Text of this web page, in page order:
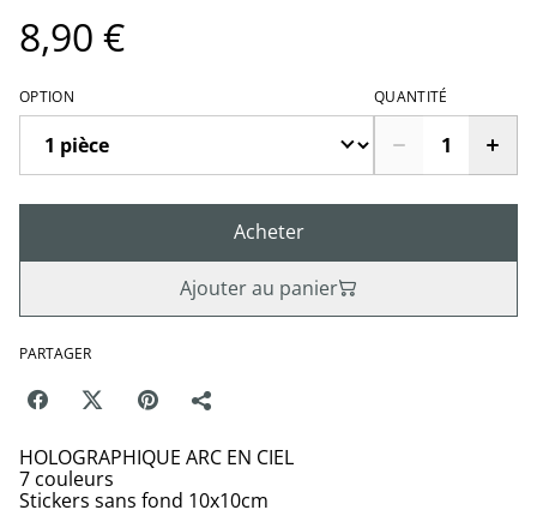
8,90 €
OPTION QUANTITÉ
Acheter
Ajouter au panier
PARTAGER
HOLOGRAPHIQUE ARC EN CIEL
7 couleurs
Stickers sans fond 10x10cm